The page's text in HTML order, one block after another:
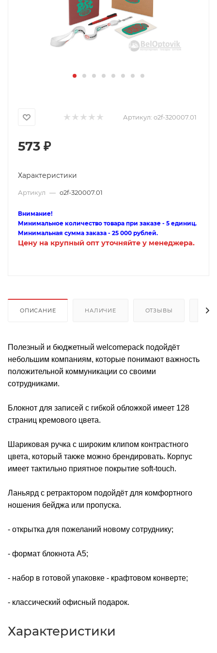
Артикул: o2f-320007.01
573 ₽
Характеристики
Артикул — o2f-320007.01
Внимание!
Минимальное количество товара при заказе - 5 единиц.
Минимальная сумма заказа - 25 000 рублей.
Цену на крупный опт уточняйте у менеджера.
ОПИСАНИЕ НАЛИЧИЕ ОТЗЫВЫ
Полезный и бюджетный welcomepack подойдёт
небольшим компаниям, которые понимают важность
положительной коммуникации со своими
сотрудниками.
Блокнот для записей с гибкой обложкой имеет 128
страниц кремового цвета.
Шариковая ручка с широким клипом контрастного
цвета, который также можно брендировать. Корпус
имеет тактильно приятное покрытие soft-touch.
Ланьярд с ретрактором подойдёт для комфортного
ношения бейджа или пропуска.
- открытка для пожеланий новому сотруднику;
- формат блокнота А5;
- набор в готовой упаковке - крафтовом конверте;
- классический офисный подарок.
Характеристики